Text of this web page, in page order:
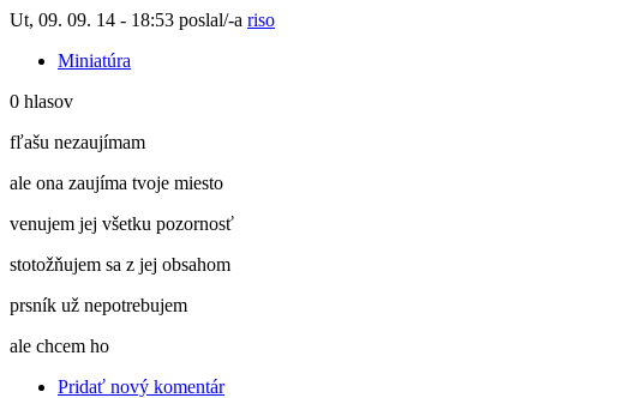
Ut, 09. 09. 14 - 18:53 poslal/-a riso
Miniatúra
0 hlasov
fľašu nezaujímam
ale ona zaujíma tvoje miesto
venujem jej všetku pozornosť
stotožňujem sa z jej obsahom
prsník už nepotrebujem
ale chcem ho
Pridať nový komentár